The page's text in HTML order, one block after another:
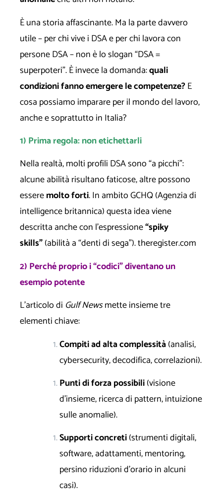
È una storia affascinante. Ma la parte davvero
utile – per chi vive i DSA e per chi lavora con
persone DSA – non è lo slogan “DSA =
superpoteri”. È invece la domanda:quali
condizioni fanno emergere le competenze?E
cosa possiamo imparare per il mondo del lavoro,
anche e soprattutto in Italia?
1) Prima regola: non etichettarli
Nella realtà, molti profili DSA sono “a picchi”:
alcune abilità risultano faticose, altre possono
esseremolto forti. In ambito GCHQ (Agenzia di
intelligence britannica) questa idea viene
descritta anche con l’espressione“spiky
skills”(abilità a “denti di sega”).theregister.com
2) Perché proprio i “codici” diventano un
esempio potente
L’articolo di Gulf Newsmette insieme tre
elementi chiave:
Compiti ad alta complessità(analisi,
cybersecurity, decodifica, correlazioni).
Punti di forza possibili(visione
d’insieme, ricerca di pattern, intuizione
sulle anomalie).
Supporti concreti(strumenti digitali,
software, adattamenti, mentoring,
persino riduzioni d’orario in alcuni
casi).